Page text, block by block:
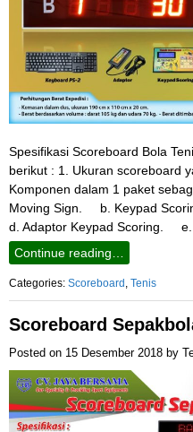
Spesifikasi Scoreboard Bola
berikut : 1. Ukuran scoreboard
Komponen dalam 1 paket
Moving Sign. b. Keypad
d. Adaptor Keypad Scoring.
Continue reading…
Categories: Scoreboard Tenis
Scoreboard
Posted on 15 Desember 2018 by